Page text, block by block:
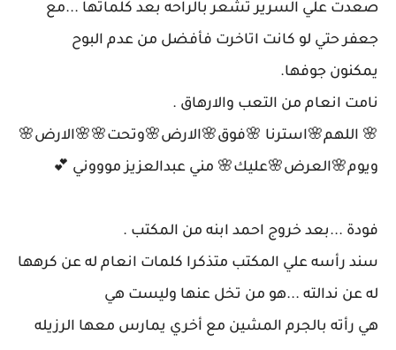
صعدت علي السرير تشعر بالراحه بعد كلماتها ...مع
جعفر حتي لو كانت اتاخرت فأفضل من عدم البوح
يمكنون جوفها.
نامت انعام من التعب والارهاق .
🌸 اللهم🌸استرنا 🌸فوق🌸الارض🌸وتحت🌸🌸الارض🌸
ويوم🌸العرض🌸عليك🌸 مني عبدالعزيز موووني 💕
فودة ...بعد خروج احمد ابنه من المكتب .
سند رأسه علي المكتب متذكرا كلمات انعام له عن كرهها
له عن ندالته ...هو من تخل عنها وليست هي
هي رأته بالجرم المشين مع أخري يمارس معها الرزيله